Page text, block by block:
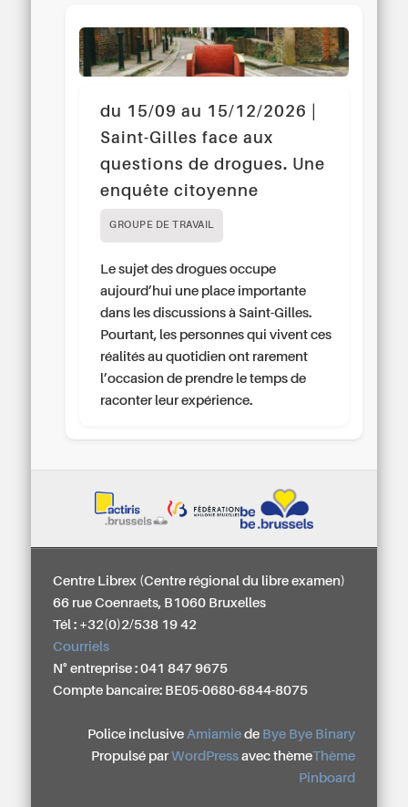
du 15/09 au 15/12/2026 |
Saint-Gilles face aux
questions de drogues. Une
enquête citoyenne
GROUPE DE TRAVAIL
Le sujet des drogues occupe
aujourd’hui une place importante
dans les discussions à Saint-Gilles.
Pourtant, les personnes qui vivent ces
réalités au quotidien ont rarement
l’occasion de prendre le temps de
raconter leur expérience.
Centre Librex (Centre régional du libre examen)
66 rue Coenraets, B1060 Bruxelles
Tél : +32(0)2/538 19 42
Courriels
N° entreprise : 041 847 9675
Compte bancaire: BE05-0680-6844-8075
Police inclusive Amiamiede Bye Bye Binary
Propulsé par WordPressavec thèmeThème
Pinboard